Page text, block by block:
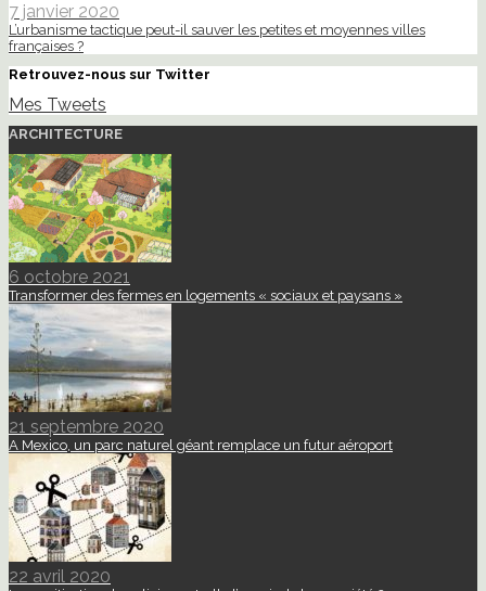
7 janvier 2020
L’urbanisme tactique peut-il sauver les petites et moyennes villes
françaises ?
Retrouvez-nous sur Twitter
Mes Tweets
ARCHITECTURE
6 octobre 2021
Transformer des fermes en logements « sociaux et paysans »
21 septembre 2020
A Mexico, un parc naturel géant remplace un futur aéroport
22 avril 2020